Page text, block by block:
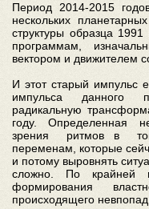
Период 2014-2015
нескольких
структуры образца
программам,
вектором и движителем
И этот старый импульс
импульса данного
радикальную
году. Определенная
зрения ритмов в
переменам, которые
и потому выровнять
сложно. По крайней
формирования
происходящего